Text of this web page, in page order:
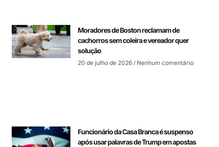
Moradores de Boston reclamam de
cachorros sem coleira e vereador quer
solução
20 de julho de 2026 Nenhum comentário
Funcionário da Casa Branca é suspenso
após usar palavras de Trump em apostas